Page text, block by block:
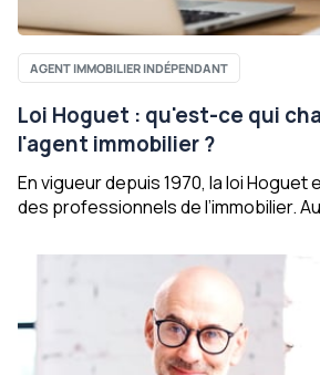
AGENT IMMOBILIER INDÉPENDANT
Loi Hoguet : qu'est-ce qui
l'agent immobilier ?
En vigueur depuis 1970, la loi Hoguet
des professionnels de l’immobilier.